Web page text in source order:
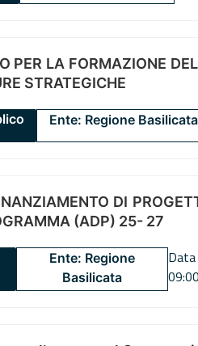
PER LA FORMAZIONE
STRATEGICHE
Ente: Regione Basilicata
DI
(ADP) 25- 27
Ente: Regione
Basilicata
09:00